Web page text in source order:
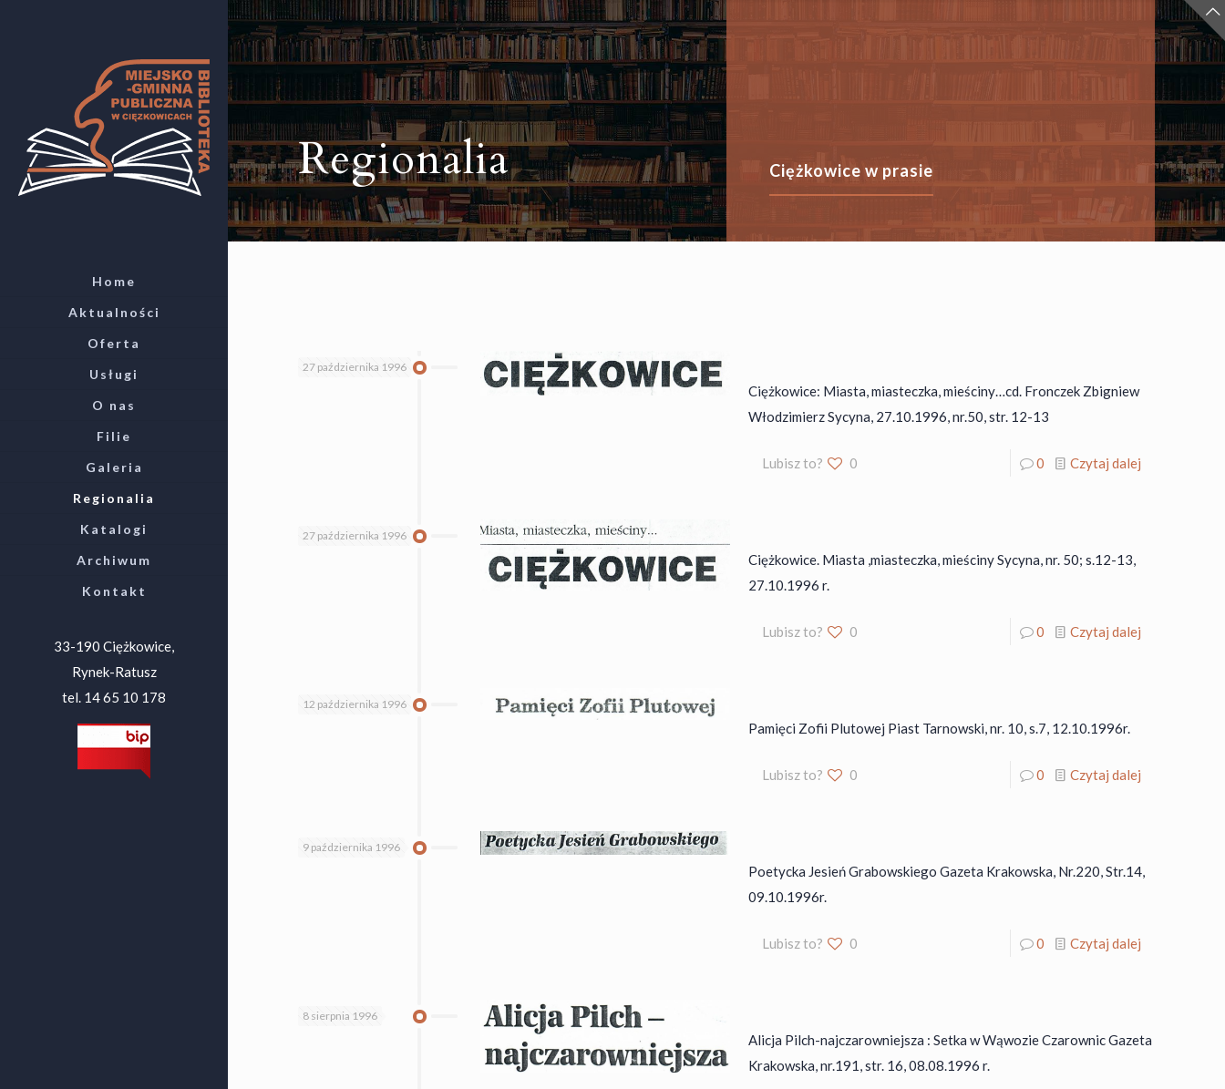
Home
Aktualności
Oferta
Usługi
O nas
Filie
Galeria
Regionalia
Katalogi
Archiwum
Kontakt
33-190 Ciężkowice,
Rynek-Ratusz
tel. 14 65 10 178
Regionalia Ciężkowice w prasie
27 października 1996
Ciężkowice: Miasta, miasteczka, mieściny…cd. Fronczek Zbigniew
Włodzimierz Sycyna, 27.10.1996, nr.50, str. 12-13
Lubisz to? 0 0 Czytaj dalej
27 października 1996
Ciężkowice. Miasta ,miasteczka, mieściny Sycyna, nr. 50; s.12-13,
27.10.1996 r.
Lubisz to? 0 0 Czytaj dalej
12 października 1996
Pamięci Zofii Plutowej Piast Tarnowski, nr. 10, s.7, 12.10.1996r.
Lubisz to? 0 0 Czytaj dalej
9 października 1996
Poetycka Jesień Grabowskiego Gazeta Krakowska, Nr.220, Str.14,
09.10.1996r.
Lubisz to? 0 0 Czytaj dalej
8 sierpnia 1996
Alicja Pilch-najczarowniejsza : Setka w Wąwozie Czarownic Gazeta
Krakowska, nr.191, str. 16, 08.08.1996 r.